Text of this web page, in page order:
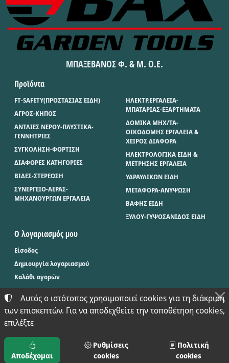
ΜΠΑΞΕΒΑΝΟΣ Φ. & Μ. Ο.Ε.
Προϊόντα
FT-SAFETY(ΠΡΟΣΤΑΣΙΑΣ ΕΙΔΗ)
ΑΓΡΟΣ-ΚΗΠΟΣ
ΑΝΤΛΙΕΣ ΝΕΡΟΥ-ΠΛΥΣΤΙΚΑ-
ΓΕΝΝΗΤΡΙΕΣ
ΣΥΓΚΟΛΗΣΗ-ΦΟΡΤΙΣΗ
ΔΙΑΦΟΡΕΣ ΚΑΤΗΓΟΡΙΕΣ
ΒΙΔΕΣ-ΣΤΕΡΕΩΣΗ
ΣΥΝΕΡΓΕΙΟ-ΑΕΡΑΣ-
ΜΗΧΑΝΟΥΡΓΩΝ ΕΡΓΑΛΕΙΑ
ΗΛΕΚΤΡ.ΕΡΓΑΛΕΙΑ-
ΜΠΑΤΑΡΙΑΣ-ΕΞΑΡΤΗΜΑΤΑ
ΔΟΜΙΚΑ ΜΗΧ/ΤΑ-
ΟΙΚΟΔΟΜΗΣ ΕΡΓΑΛΕΙΑ &
ΧΕΙΡΟΣ ΔΙΑΦΟΡΑ
ΗΛΕΚΤΡΟΛΟΓΙΚΑ ΕΙΔΗ &
ΜΕΤΡΗΣΗΣ ΕΡΓΑΛΕΙΑ
ΥΔΡΑΥΛΙΚΩΝ ΕΙΔΗ
ΜΕΤΑΦΟΡΑ-ΑΝΥΨΩΣΗ
ΒΑΦΗΣ ΕΙΔΗ
ΞΥΛΟΥ-ΓΥΨΟΣΑΝΙΔΟΣ ΕΙΔΗ
Ο λογαριασμός μου
Είσοδος
Δημιουργία λογαριασμού
Καλάθι αγορών
©2024-2026ΜΠΑΞΕΒΑΝΟΣ Φ. & Μ. Ο.Ε. - BAX.TOOLS
ΑΡΙΘΜΌΣ ΓΕΜΗ:
ΡΥΘΜΊΣΕΙΣ COOKIES
TORUS e-shop
Αυτός ο ιστότοπος χρησιμοποιεί cookies για τη διάκριση
των επισκεπτών. Για να αποδεχθείτε την τοποθέτηση cookies,
επιλέξτε
Αποδέχομαι
Ρυθμίσεις
cookies
Πολιτική
cookies